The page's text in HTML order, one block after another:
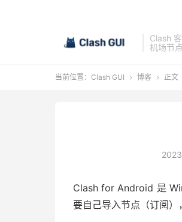
Clash
机场节
当前位置： Clash GUI  博客  正文
Clash for Android 是
要自己导入节点（订阅